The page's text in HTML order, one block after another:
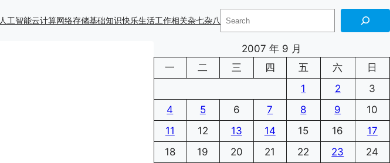
人工智能云计算网络存储基础知识快乐生活工作相关杂七杂八
搜
索
2007 年 9 月
一
二 三 四 五 六
日
1
2
3
4
5 6 7 8 9
10
11
12 13 14 15 16
17
18
19 20 21 22 23
24